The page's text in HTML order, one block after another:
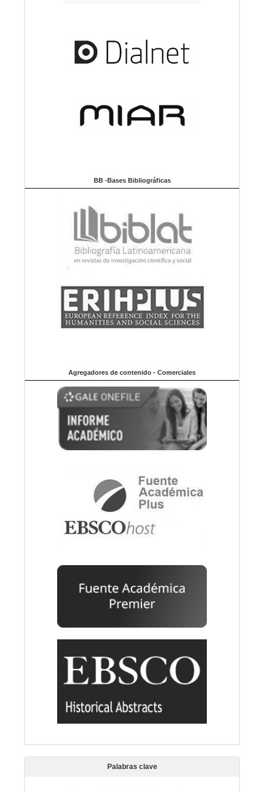
BB -Bases Bibliográficas
Agregadores de contenido - Comerciales
Palabras clave